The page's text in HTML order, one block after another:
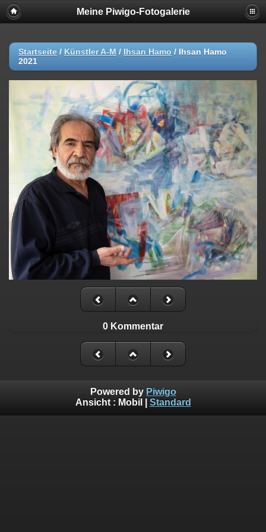
Meine Piwigo-Fotogalerie
Startseite / Künstler A-M / Ihsan Hamo / Ihsan Hamo
2021
0 Kommentar
Powered by Piwigo
Ansicht : Mobil Standard